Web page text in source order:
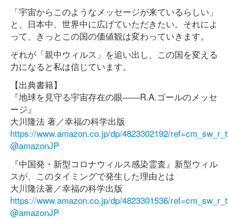
「宇宙からこのようなメッセージが来ているらしい」
と、日本中、世界中に広げていただきたい。それによ
って、きっとこの国の価値観は変わっていきます。
それが「親中ウィルス」を追い出し、この国を変える
力になると私は信じています。
【出典書籍】
『地球を見守る宇宙存在の眼――R.A.ゴールのメッセ
ージ』
大川隆法 著／幸福の科学出版
https://www.amazon.co.jp/dp/4823302192/
@amazonJP
『中国発・新型コロナウィルス感染霊査』新型ウィル
スが、このタイミングで発生した理由とは
大川隆法著／幸福の科学出版
https://www.amazon.co.jp/dp/4823301536/
@amazonJP